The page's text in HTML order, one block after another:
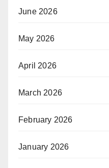
June 2026
May 2026
April 2026
March 2026
February 2026
January 2026